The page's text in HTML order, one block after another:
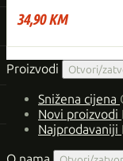
34,90 KM
Proizvodi Otvori/
Snižena cijena
Novi proizvodi
Najprodavaniji